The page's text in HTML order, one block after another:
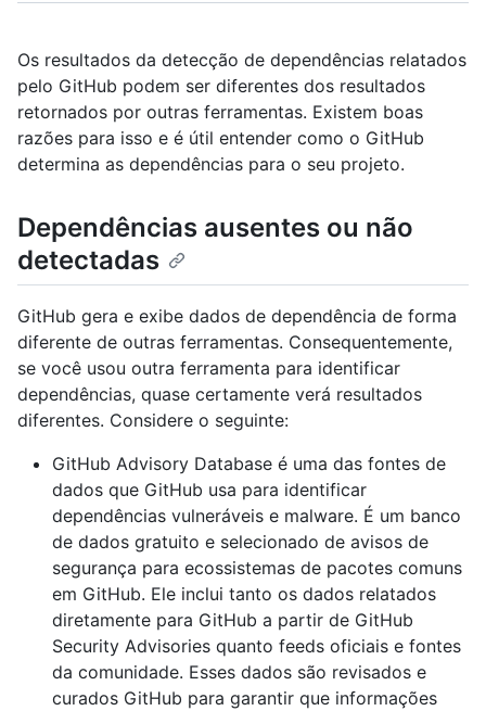
Os resultados da detecção de dependências relatados
pelo GitHub podem ser diferentes dos resultados
retornados por outras ferramentas. Existem boas
razões para isso e é útil entender como o GitHub
determina as dependências para o seu projeto.
Dependências ausentes ou não
detectadas
GitHub gera e exibe dados de dependência de forma
diferente de outras ferramentas. Consequentemente,
se você usou outra ferramenta para identificar
dependências, quase certamente verá resultados
diferentes. Considere o seguinte:
GitHub Advisory Database é uma das fontes de
dados que GitHub usa para identificar
dependências vulneráveis e malware. É um banco
de dados gratuito e selecionado de avisos de
segurança para ecossistemas de pacotes comuns
em GitHub. Ele inclui tanto os dados relatados
diretamente para GitHub a partir de GitHub
Security Advisories quanto feeds oficiais e fontes
da comunidade. Esses dados são revisados e
curados GitHub para garantir que informações